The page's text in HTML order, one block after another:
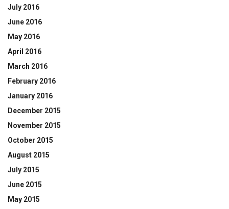
July 2016
June 2016
May 2016
April 2016
March 2016
February 2016
January 2016
December 2015
November 2015
October 2015
August 2015
July 2015
June 2015
May 2015